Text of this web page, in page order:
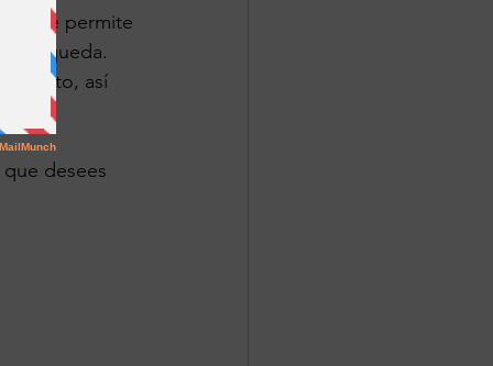
que te permite
búsqueda.
así
desees